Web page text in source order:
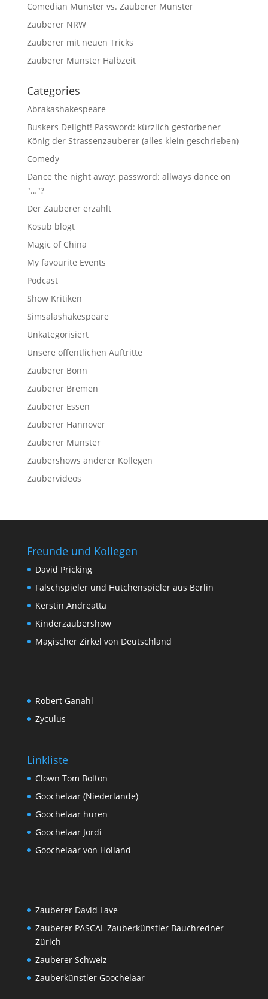
Comedian Münster vs. Zauberer Münster
Zauberer NRW
Zauberer mit neuen Tricks
Zauberer Münster Halbzeit
Categories
Abrakashakespeare
Buskers Delight! Password: kürzlich gestorbener
König der Strassenzauberer (alles klein geschrieben)
Comedy
Dance the night away; password: allways dance on
"…"?
Der Zauberer erzählt
Kosub blogt
Magic of China
My favourite Events
Podcast
Show Kritiken
Simsalashakespeare
Unkategorisiert
Unsere öffentlichen Auftritte
Zauberer Bonn
Zauberer Bremen
Zauberer Essen
Zauberer Hannover
Zauberer Münster
Zaubershows anderer Kollegen
Zaubervideos
Freunde und Kollegen
David Pricking
Falschspieler und Hütchenspieler aus Berlin
Kerstin Andreatta
Kinderzaubershow
Magischer Zirkel von Deutschland
Robert Ganahl
Zyculus
Linkliste
Clown Tom Bolton
Goochelaar (Niederlande)
Goochelaar huren
Goochelaar Jordi
Goochelaar von Holland
Zauberer David Lave
Zauberer PASCAL Zauberkünstler Bauchredner
Zürich
Zauberer Schweiz
Zauberkünstler Goochelaar